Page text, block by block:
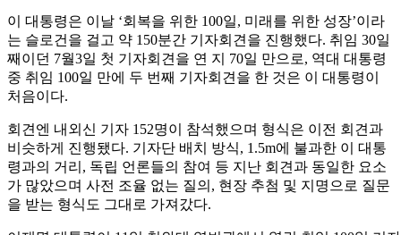
이 대통령은 이날 ‘회복을 위한 100일, 미래를 위한 성장’이라
는 슬로건을 걸고 약 150분간 기자회견을 진행했다. 취임 30일
째이던 7월3일 첫 기자회견을 연 지 70일 만으로, 역대 대통령
중 취임 100일 만에 두 번째 기자회견을 한 것은 이 대통령이
처음이다.
회견엔 내외신 기자 152명이 참석했으며 형식은 이전 회견과
비슷하게 진행됐다. 기자단 배치 방식, 1.5m에 불과한 이 대통
령과의 거리, 독립 언론들의 참여 등 지난 회견과 동일한 요소
가 많았으며 사전 조율 없는 질의, 현장 추첨 및 지명으로 질문
을 받는 형식도 그대로 가져갔다.